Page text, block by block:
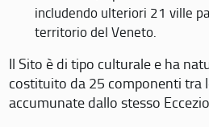
includendo ulteriori 21 ville
territorio del Veneto.
Il Sito è di tipo culturale e ha
costituito da 25 componenti tra
accumunate dallo stesso